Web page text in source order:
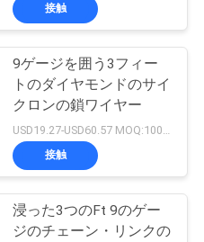
ーンの
接触
9ゲージを囲う3フィー
トのダイヤモンドのサイ
クロンの鎖ワイヤー
接触
浸った3つのFt 9のゲー
ジのチェーン・リンクの